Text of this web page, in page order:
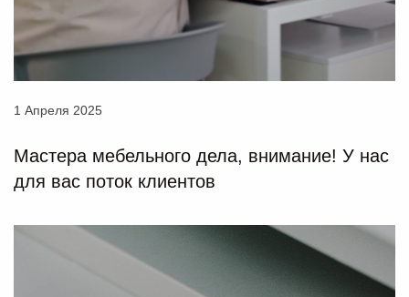
1 Апреля 2025
Мастера мебельного дела, внимание! У нас
для вас поток клиентов